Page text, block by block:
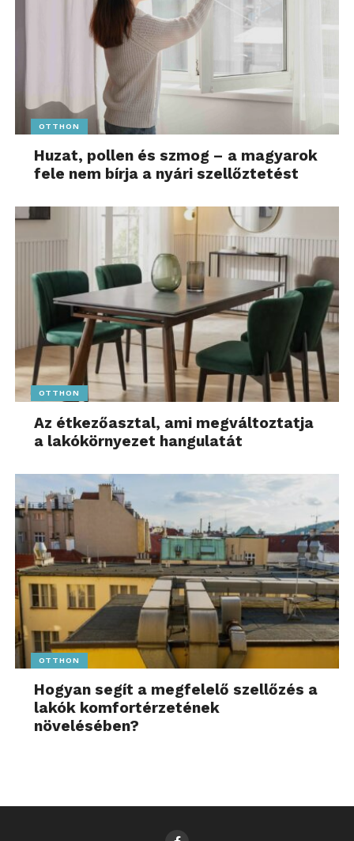
OTTHON
Huzat, pollen és szmog – a magyarok
fele nem bírja a nyári szellőztetést
OTTHON
Az étkezőasztal, ami megváltoztatja
a lakókörnyezet hangulatát
OTTHON
Hogyan segít a megfelelő szellőzés a
lakók komfortérzetének
növelésében?